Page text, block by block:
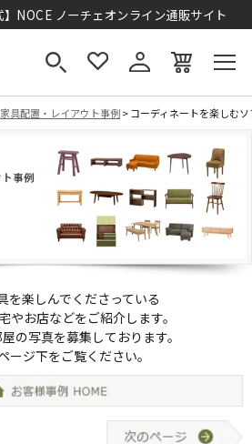
NOCE ノーチェオンライン通販サイト
家具配置・レイアウト事例> コーディネートを楽しむ
を楽しんでくださっている
やお店などをご紹介します。
の写真を募集しております。
ージ下をご覧ください。